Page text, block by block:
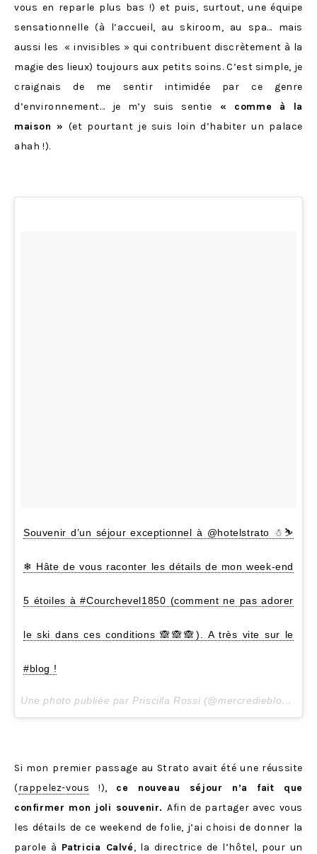
vous en reparle plus bas !) et puis, surtout, une équipe
sensationnelle (à l’accueil, au skiroom, au spa… mais
aussi les « invisibles » qui contribuent discrètement à la
magie des lieux) toujours aux petits soins. C’est simple, je
craignais de me sentir intimidée par ce genre
d’environnement… je m’y suis sentie « comme à la
maison » (et pourtant je suis loin d’habiter un palace
ahah !).
Souvenir d’un séjour exceptionnel à @hotelstrato ☃⛷
❄ Hâte de vous raconter les détails de mon week-end
5 étoiles à #Courchevel1850 (comment ne pas adorer
le ski dans ces conditions 🙈🙈🙈). A très vite sur le
#blog !
Une photo publiée par Priscilla Rossi (@mercredieblog) le
Si mon premier passage au Strato avait été une réussite
(rappelez-vous !), ce nouveau séjour n’a fait que
confirmer mon joli souvenir. Afin de partager avec vous
les détails de ce weekend de folie, j’ai choisi de donner la
parole à Patricia Calvé, la directrice de l’hôtel, pour un